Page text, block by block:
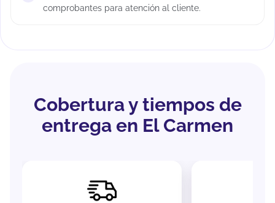
comprobantes para atención al cliente.
Cobertura y tiempos de
entrega en El Carmen